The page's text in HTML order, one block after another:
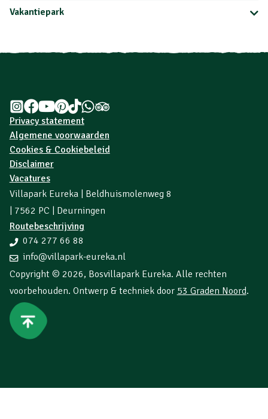
Vakantiepark
Privacy statement
Algemene voorwaarden
Cookies & Cookiebeleid
Disclaimer
Vacatures
Villapark Eureka | Beldhuismolenweg 8
| 7562 PC | Deurningen
Routebeschrijving
074 277 66 88
info@villapark-eureka.nl
Copyright © 2026, Bosvillapark Eureka. Alle rechten
voorbehouden. Ontwerp & techniek door 53 Graden Noord.